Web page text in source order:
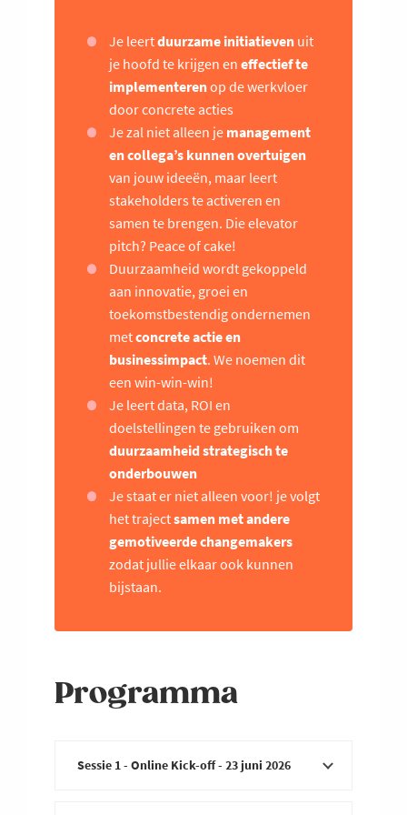
Je leertduurzame initiatieven uit
je hoofd te krijgen en effectief te
implementerenop de werkvloer
door concrete acties
Je zal niet alleen je management
en collega’s kunnen overtuigen
van jouw ideeën, maar leert
stakeholders te activeren en
samen te brengen. Die elevator
pitch? Peace of cake!
Duurzaamheid wordt gekoppeld
aan innovatie, groei en
toekomstbestendig ondernemen
metconcrete actie en
businessimpact. We noemen dit
een win-win-win!
Je leert data, ROI en
doelstellingen te gebruiken om
duurzaamheid strategisch te
onderbouwen
Je staat er niet alleen voor! je volgt
het trajectsamen met andere
gemotiveerde changemakers
zodat jullie elkaar ook kunnen
bijstaan.
Programma
Sessie 1 - Online Kick-off - 23 juni 2026